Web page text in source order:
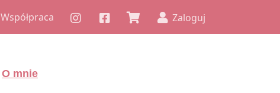
Współpraca Zaloguj
O mnie